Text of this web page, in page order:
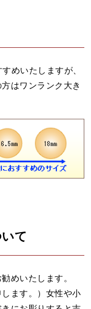
めいたしますが、
はワンランク大き
て
めいたします。
ます。）女性や小